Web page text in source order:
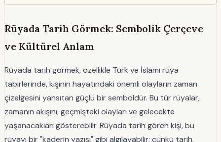
Rüyada Tarih Görmek: Sembolik Çerçeve
ve Kültürel Anlam
Rüyada tarih görmek, özellikle Türk ve İslami rüya
tabirlerinde, kişinin hayatındaki önemli olayların zaman
çizelgesini yansıtan güçlü bir semboldür. Bu tür rüyalar,
zamanın akışını, geçmişteki olayları ve gelecekte
yaşanacakları gösterebilir. Rüyada tarih gören kişi, bu
rüyayı bir "kaderin yazısı" gibi algılayabilir; çünkü tarih,